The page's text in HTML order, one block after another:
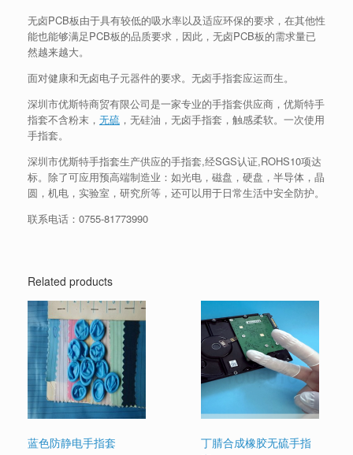
无卤PCB板由于具有较低的吸水率以及适应环保的要求，在其他性
能也能够满足PCB板的品质要求，因此，无卤PCB板的需求量已
然越来越大。
面对健康和无卤电子元器件的要求。无卤手指套应运而生。
深圳市优斯特商贸有限公司是一家专业的手指套供应商，优斯特手
指套不含粉末， 无硫 ，无硅油，无卤手指套，触感柔软。一次使用
手指套。
深圳市优斯特手指套生产供应的手指套,经SGS认证,ROHS10项达
标。除了可应用预高端制造业：如光电，磁盘，硬盘，半导体，晶
圆，机电，实验室，研究所等，还可以用于日常生活中安全防护。
联系电话： 0755-81773990
Related products
蓝色防静电手指套
丁腈合成橡胶无硫手指